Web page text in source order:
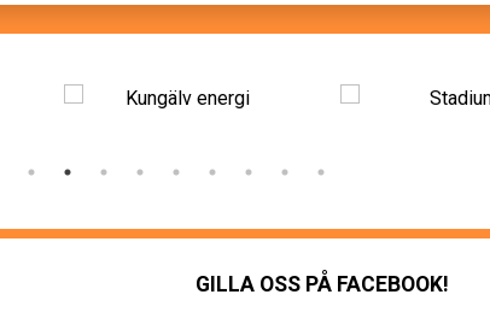
GILLA OSS PÅ FACEBOOK!